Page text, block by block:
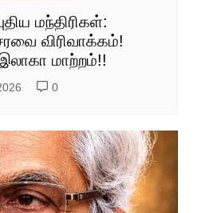
மந்திரிகள்:
விரிவாக்கம்!
மாற்றம்!!
0